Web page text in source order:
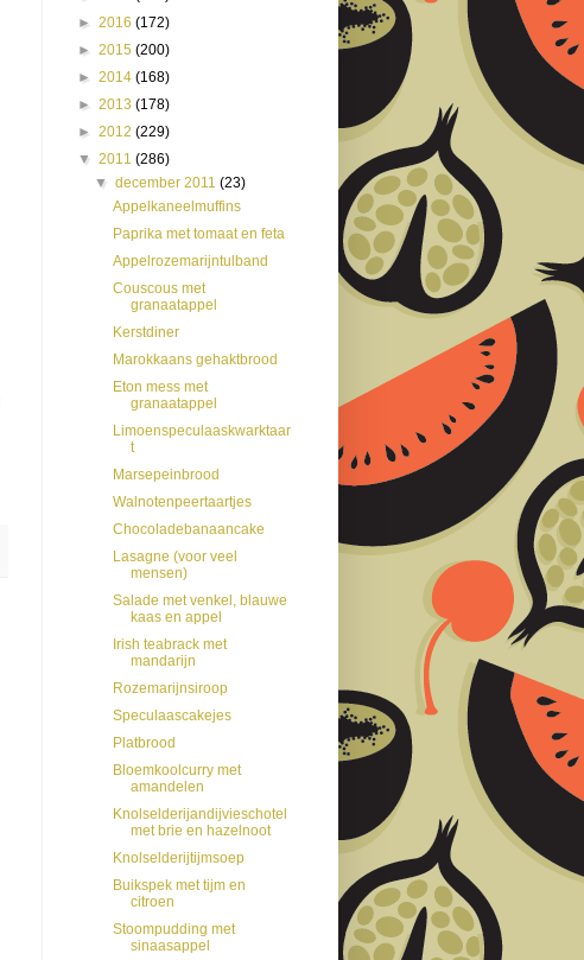
► 2016 (172)
► 2015 (200)
► 2014 (168)
► 2013 (178)
► 2012 (229)
▼ 2011 (286)
▼december 2011(23)
Appelkaneelmuffins
Paprika met tomaat en feta
Appelrozemarijntulband
Couscous met
granaatappel
Kerstdiner
Marokkaans gehaktbrood
Eton mess met
granaatappel
Limoenspeculaaskwarktaar
t
Marsepeinbrood
Walnotenpeertaartjes
Chocoladebanaancake
Lasagne (voor veel
mensen)
Salade met venkel, blauwe
kaas en appel
Irish teabrack met
mandarijn
Rozemarijnsiroop
Speculaascakejes
Platbrood
Bloemkoolcurry met
amandelen
Knolselderijandijvieschotel
met brie en hazelnoot
Knolselderijtijmsoep
Buikspek met tijm en
citroen
Stoompudding met
sinaasappel